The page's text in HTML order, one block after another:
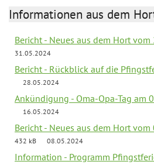
Informationen aus dem
Bericht - Neues aus dem Hort vom
31.05.2024
Bericht - Rückblick auf die
28.05.2024
Ankündigung - Oma-Opa-Tag am
16.05.2024
Bericht - Neues aus dem Hort
432 kB
08.05.2024
Information - Programm